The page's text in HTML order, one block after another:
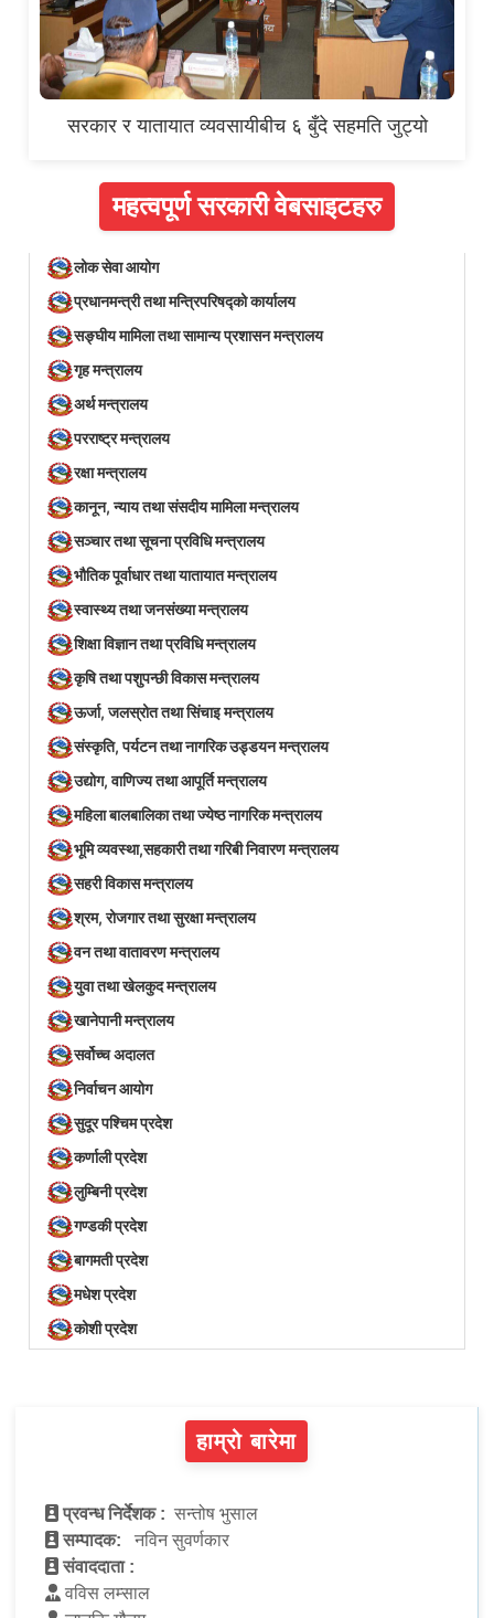
सरकार र यातायात व्यवसायीबीच ६ बुँदे सहमति जुट्यो
महत्वपूर्ण सरकारी वेबसाइटहरु
लोक सेवा आयोग
प्रधानमन्त्री तथा मन्त्रिपरिषद्को कार्यालय
सङ्घीय मामिला तथा सामान्य प्रशासन मन्त्रालय
गृह मन्त्रालय
अर्थ मन्त्रालय
परराष्ट्र मन्त्रालय
रक्षा मन्त्रालय
कानून, न्याय तथा संसदीय मामिला मन्त्रालय
सञ्‍चार तथा सूचना प्रविधि मन्त्रालय
भौतिक पूर्वाधार तथा यातायात मन्त्रालय
स्वास्थ्य तथा जनसंख्या मन्त्रालय
शिक्षा विज्ञान तथा प्रविधि मन्त्रालय
कृषि तथा पशुपन्छी विकास मन्त्रालय
ऊर्जा, जलस्रोत तथा सिंचाइ मन्त्रालय
संस्कृति, पर्यटन तथा नागरिक उड्डयन मन्त्रालय
उद्योग, वाणिज्य तथा आपूर्ति मन्त्रालय
महिला बालबालिका तथा ज्येष्ठ नागरिक मन्त्रालय
भूमि व्यवस्था,सहकारी तथा गरिबी निवारण मन्त्रालय
सहरी विकास मन्त्रालय
श्रम, रोजगार तथा सुरक्षा मन्त्रालय
वन तथा वातावरण मन्त्रालय
युवा तथा खेलकुद मन्त्रालय
खानेपानी मन्त्रालय
सर्वोच्च अदालत
निर्वाचन आयोग
सुदूर पश्चिम प्रदेश
कर्णाली प्रदेश
लुम्बिनी प्रदेश
गण्डकी प्रदेश
बागमती प्रदेश
मधेश प्रदेश
कोशी प्रदेश
हाम्रो बारेमा
प्रवन्ध निर्देशक : सन्तोष भुसाल
सम्पादक:
नविन सुवर्णकार
संवाददाता :
वविस लम्साल